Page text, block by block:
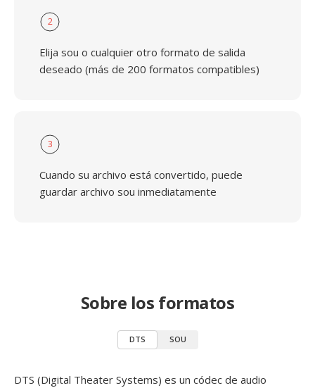
2
Elija sou o cualquier otro formato de salida
deseado (más de 200 formatos compatibles)
3
Cuando su archivo está convertido, puede
guardar archivo sou inmediatamente
Sobre los formatos
DTS SOU
DTS (Digital Theater Systems) es un códec de audio